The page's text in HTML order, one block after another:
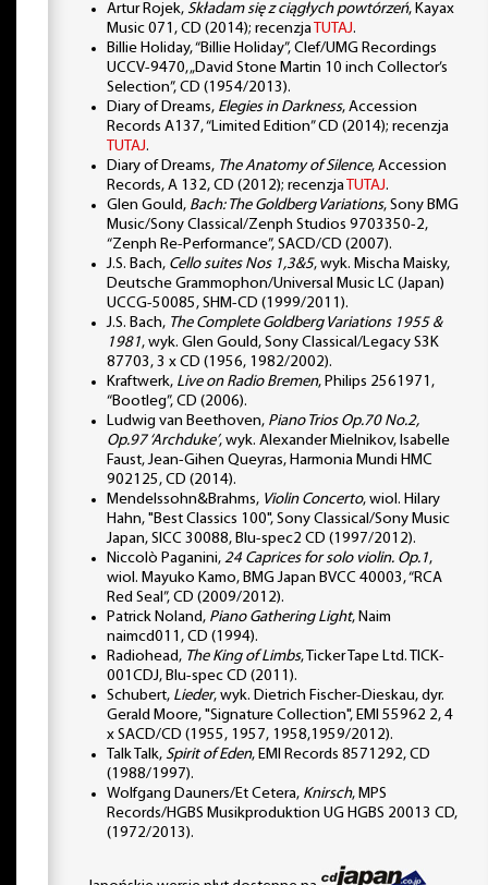
Artur Rojek, Składam się z ciągłych powtórzeń, Kayax
Music 071, CD (2014); recenzja TUTAJ.
Billie Holiday, “Billie Holiday”, Clef/UMG Recordings
UCCV-9470, „David Stone Martin 10 inch Collector’s
Selection”, CD (1954/2013).
Diary of Dreams, Elegies in Darkness, Accession
Records A137, “Limited Edition” CD (2014); recenzja
TUTAJ.
Diary of Dreams, The Anatomy of Silence, Accession
Records, A 132, CD (2012); recenzja TUTAJ.
Glen Gould, Bach: The Goldberg Variations, Sony BMG
Music/Sony Classical/Zenph Studios 9703350-2,
“Zenph Re-Performance”, SACD/CD (2007).
J.S. Bach, Cello suites Nos 1,3&5, wyk. Mischa Maisky,
Deutsche Grammophon/Universal Music LC (Japan)
UCCG-50085, SHM-CD (1999/2011).
J.S. Bach, The Complete Goldberg Variations 1955 &
1981, wyk. Glen Gould, Sony Classical/Legacy S3K
87703, 3 x CD (1956, 1982/2002).
Kraftwerk, Live on Radio Bremen, Philips 2561971,
“Bootleg”, CD (2006).
Ludwig van Beethoven, Piano Trios Op.70 No.2,
Op.97 ‘Archduke’, wyk. Alexander Mielnikov, Isabelle
Faust, Jean-Gihen Queyras, Harmonia Mundi HMC
902125, CD (2014).
Mendelssohn&Brahms, Violin Concerto, wiol. Hilary
Hahn, "Best Classics 100", Sony Classical/Sony Music
Japan, SICC 30088, Blu-spec2 CD (1997/2012).
Niccolò Paganini, 24 Caprices for solo violin. Op.1,
wiol. Mayuko Kamo, BMG Japan BVCC 40003, “RCA
Red Seal”, CD (2009/2012).
Patrick Noland, Piano Gathering Light, Naim
naimcd011, CD (1994).
Radiohead, The King of Limbs, Ticker Tape Ltd. TICK-
001CDJ, Blu-spec CD (2011).
Schubert, Lieder, wyk. Dietrich Fischer-Dieskau, dyr.
Gerald Moore, "Signature Collection", EMI 55962 2, 4
x SACD/CD (1955, 1957, 1958,1959/2012).
Talk Talk, Spirit of Eden, EMI Records 8571292, CD
(1988/1997).
Wolfgang Dauners/Et Cetera, Knirsch, MPS
Records/HGBS Musikproduktion UG HGBS 20013 CD,
(1972/2013).